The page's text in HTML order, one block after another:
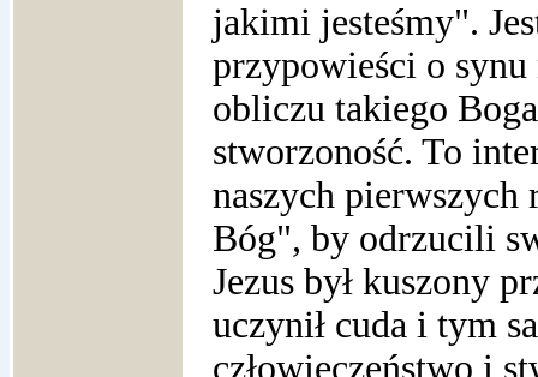
jakimi jesteśmy".
przypowieści o
obliczu takiego
stworzoność. To
naszych
Bóg", by odrzucili
Jezus był kuszony
uczynił cuda i tym
człowieczeństwo i